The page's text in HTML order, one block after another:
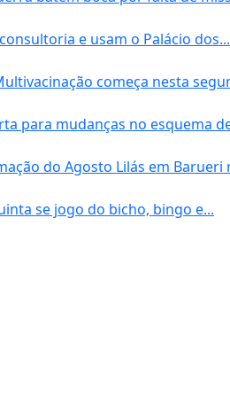
e usam o Palácio dos...
começa nesta
para mudanças no esquema
do Agosto Lilás em Barueri
se jogo do bicho, bingo e...